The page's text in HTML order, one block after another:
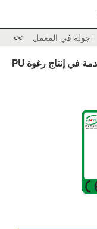
جولة في المعمل >>
Wannate PM-400 MDI البوليمرية المستخدمة في إنتاج رغوة PU